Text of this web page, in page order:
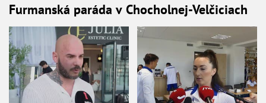
Furmanská paráda v Chocholnej-Velčiciach